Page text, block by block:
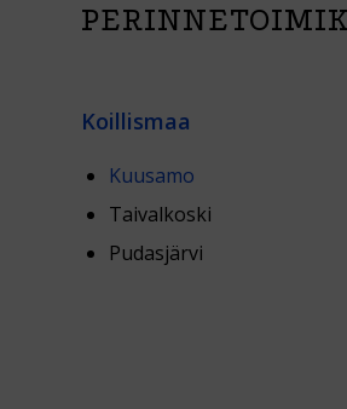
Koillismaa
Kuusamo
Taivalkoski
Pudasjärvi